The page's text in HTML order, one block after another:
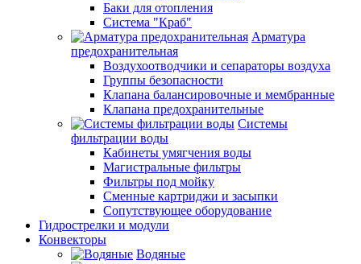
Баки для отопления
Система "Краб"
Арматура
предохранительная
Воздухоотводчики и сепараторы воздуха
Группы безопасности
Клапана балансировочные и мембранные
Клапана предохранительные
Системы
фильтрации воды
Кабинеты умягчения воды
Магистральные фильтры
Фильтры под мойку
Сменные картриджи и засыпки
Сопутствующее оборудование
Гидрострелки и модули
Конвекторы
Водяные